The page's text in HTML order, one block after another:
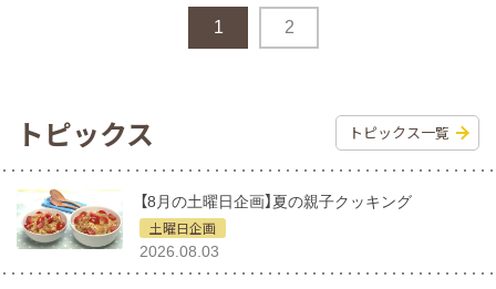
1 2
トピックス トピックス一覧
【8月の土曜日企画】夏の親子クッキング
土曜日企画
2026.08.03